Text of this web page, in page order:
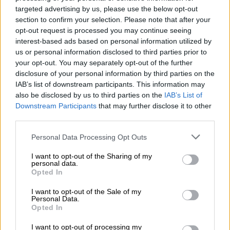
targeted advertising by us, please use the below opt-out
section to confirm your selection. Please note that after your
opt-out request is processed you may continue seeing
interest-based ads based on personal information utilized by
us or personal information disclosed to third parties prior to
your opt-out. You may separately opt-out of the further
disclosure of your personal information by third parties on the
IAB’s list of downstream participants. This information may
also be disclosed by us to third parties on the IAB’s List of
Downstream Participants that may further disclose it to other
Please note that this website/app uses one or more Google
not limited to your visit or usage behaviour. You may click to
grant or deny consent to Google and its third-party tags to
use your data for below specified purposes in below Google
consent section.
Personal Data Processing Opt Outs
I want to opt-out of the Sharing of my
personal data.
Opted In
I want to opt-out of the Sale of my
Personal Data.
Opted In
I want to opt-out of processing my
των εμπλεκομένων στην υπόθεση - Οι
αντιφάσεις της Ρούλας Πισπιρίγκου,
της οικογένειας και του Μάνου
Δασκαλάκη
Ελλάδα| 11.05.2022 20:51
Γιατρός είχε προειδοποιήσει τον
Μάνο Δασκαλάκη για την Ρούλα
Πισπιρίγκου – «Χρειάζεται βοήθεια»
Ελλάδα 11.05.2022 13:43
Πάτρα: Πληροφορίες για πέντε
βίντεο με τη μικρή Τζωρτζίνα «να
υποφέρει» - Γιατροί μιλούν για
«χαρακτηριστική αδιαφορία» της